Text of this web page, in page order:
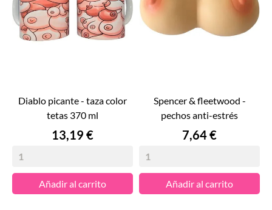
diablo picante - taza color
tetas 370 ml
Precio
13,19 €
Añadir al carrito
spencer & fleetwood -
pechos anti-estrés
Precio
7,64 €
Añadir al carrito